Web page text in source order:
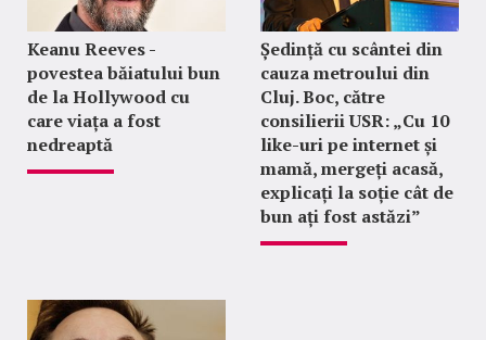
Keanu Reeves -
povestea băiatului bun
de la Hollywood cu
care viața a fost
nedreaptă
Ședință cu scântei din
cauza metroului din
Cluj. Boc, către
consilierii USR: „Cu 10
like-uri pe internet și
mamă, mergeți acasă,
explicați la soție cât de
bun ați fost astăzi”